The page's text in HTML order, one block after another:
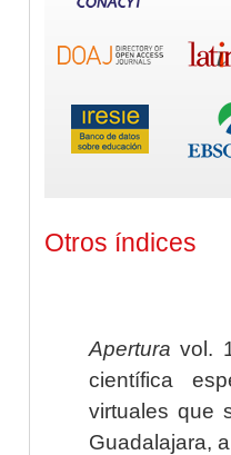
Otros índices
Apertura vol.
científica
virtuales que
Guadalajara,